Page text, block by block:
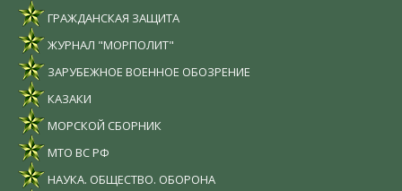
ГРАЖДАНСКАЯ ЗАЩИТА
ЖУРНАЛ "МОРПОЛИТ"
ЗАРУБЕЖНОЕ ВОЕННОЕ ОБОЗРЕНИЕ
КАЗАКИ
МОРСКОЙ СБОРНИК
МТО ВС РФ
НАУКА. ОБЩЕСТВО. ОБОРОНА